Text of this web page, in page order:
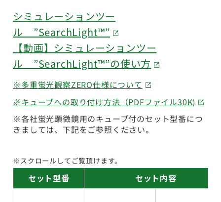
シミュレーションツー
ル ”SearchLight™”
【動画】シミュレーションツー
ル ”SearchLight™”の使い方
※多重蛍光観察ZERO仕様について
※キューブへの取り付け方法（PDFファイル30K)
※各社蛍光顕微鏡用のキューブ付のセット型番につ
きましては、下記をご参照ください。
※スクロールしてご覧頂けます。
セット型番 セット内容